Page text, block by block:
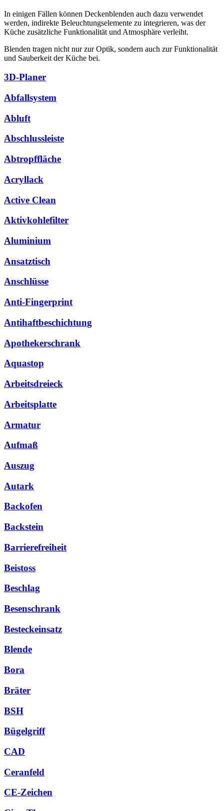
In einigen Fällen können Deckenblenden auch dazu verwendet
werden, indirekte Beleuchtungselemente zu integrieren, was der
Küche zusätzliche Funktionalität und Atmosphäre verleiht.
Blenden tragen nicht nur zur Optik, sondern auch zur Funktionalität
und Sauberkeit der Küche bei.
3D-Planer
Abfallsystem
Abluft
Abschlussleiste
Abtropffläche
Acryllack
Active Clean
Aktivkohlefilter
Aluminium
Ansatztisch
Anschlüsse
Anti-Fingerprint
Antihaftbeschichtung
Apothekerschrank
Aquastop
Arbeitsdreieck
Arbeitsplatte
Armatur
Aufmaß
Auszug
Autark
Backofen
Backstein
Barrierefreiheit
Beistoss
Beschlag
Besenschrank
Besteckeinsatz
Blende
Bora
Bräter
BSH
Bügelgriff
CAD
Ceranfeld
CE-Zeichen